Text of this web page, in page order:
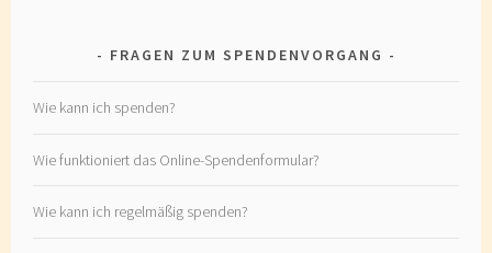
FRAGEN ZUM SPENDENVORGANG
Wie kann ich spenden?
Wie funktioniert das Online-Spendenformular?
Wie kann ich regelmäßig spenden?